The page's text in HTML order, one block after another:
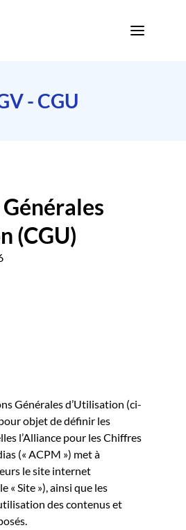
- CGU
(CGU)
Générales d’Utilisation (ci-
objet de définir les
l’Alliance pour les Chiffres
(« ACPM ») met à
le site internet
« Site »), ainsi que les
des contenus et